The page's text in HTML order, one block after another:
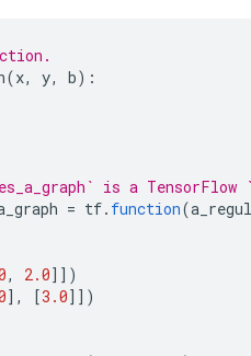
(x, y, b):
is a TensorFlow
= tf. function(
, 2.0]])
], [3.0]])